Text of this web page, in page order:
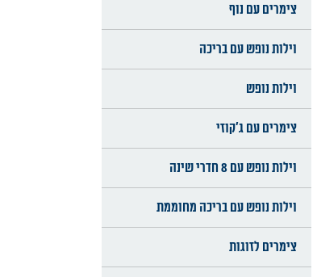
הוסף לתכניה שלי
צימרים עם נוף
וילות נופש עם בריכה
וילות נופש
צימרים עם ג'קוזי
וילות נופש עם 8 חדרי שינה
וילות נופש עם בריכה מחוממת
צימרים לזוגות